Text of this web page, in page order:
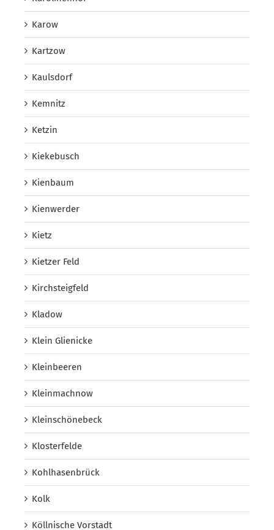
Karow
Kartzow
Kaulsdorf
Kemnitz
Ketzin
Kiekebusch
Kienbaum
Kienwerder
Kietz
Kietzer Feld
Kirchsteigfeld
Kladow
Klein Glienicke
Kleinbeeren
Kleinmachnow
Kleinschönebeck
Klosterfelde
Kohlhasenbrück
Kolk
Köllnische Vorstadt